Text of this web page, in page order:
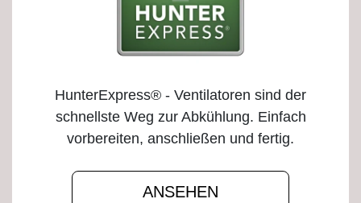
HunterExpress® - Ventilatoren sind der
schnellste Weg zur Abkühlung. Einfach
vorbereiten, anschließen und fertig.
ANSEHEN